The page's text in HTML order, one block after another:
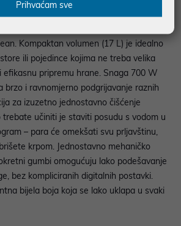
ili kuhanje jednostavnih obroka. Ističe
Kompaktan volumen (17 L) je idealno
ili pojedince kojima ne treba velika
efikasnu pripremu hrane. Snaga 700 W
brzo i ravnomjerno podgrijavanje raznih
za izuzetno jednostavno čišćenje
učiniti je staviti posudu s vodom u
– para će omekšati svu prljavštinu,
krpom. Jednostavno mehaničko
gumbi omogućuju lako podešavanje
bez kompliciranih digitalnih postavki.
bijela boja koja se lako uklapa u svaki
Prihvaćam sve